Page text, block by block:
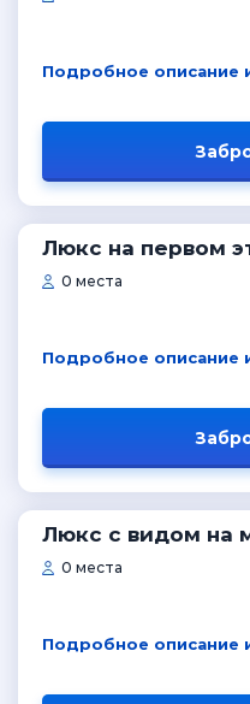
Подробное описание
Люкс на первом
0 места
Подробное описание
Люкс с видом на
0 места
Подробное описание